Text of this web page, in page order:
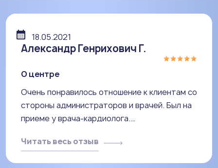
18.05.2021
Александр Генрихович Г.
О центре
Очень понравилось отношение к клиентам со
стороны администраторов и врачей. Был на
приеме у врача-кардиолога.…
Читать весь отзыв